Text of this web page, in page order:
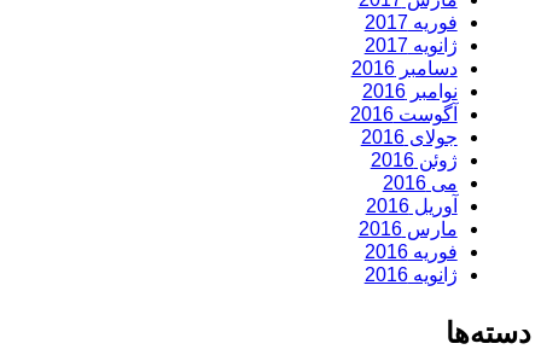
فوریه 2017
ژانویه 2017
دسامبر 2016
نوامبر 2016
آگوست 2016
جولای 2016
ژوئن 2016
می 2016
آوریل 2016
مارس 2016
فوریه 2016
ژانویه 2016
دسته‌ها